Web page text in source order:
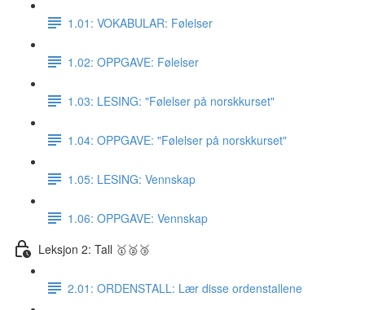
1.01: VOKABULAR: Følelser
1.02: OPPGAVE: Følelser
1.03: LESING: "Følelser på norskkurset"
1.04: OPPGAVE: "Følelser på norskkurset"
1.05: LESING: Vennskap
1.06: OPPGAVE: Vennskap
Leksjon 2: Tall 🥇🥈🥉
2.01: ORDENSTALL: Lær disse ordenstallene